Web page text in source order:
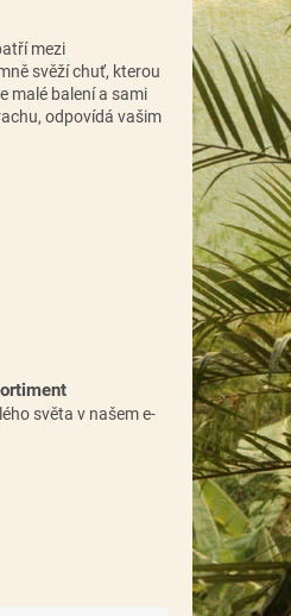
mezi
svěží chuť, kterou
malé balení a sami
odpovídá vašim
světa v našem e-